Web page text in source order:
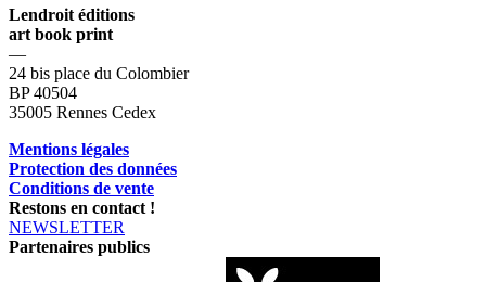
Lendroit éditions
art book print
—
24 bis place du Colombier
BP 40504
35005 Rennes Cedex
Mentions légales
Protection des données
Conditions de vente
Restons en contact !
NEWSLETTER
Partenaires publics